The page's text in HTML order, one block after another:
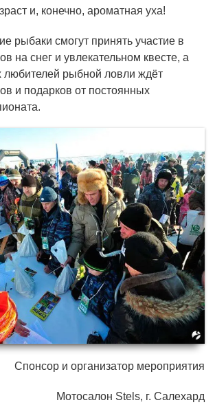
и, конечно, ароматная уха!
рыбаки смогут принять участие в
на снег и увлекательном квесте, а
любителей рыбной ловли ждёт
и подарков от постоянных
Спонсор и организатор мероприятия
Мотосалон Stels, г. Салехард